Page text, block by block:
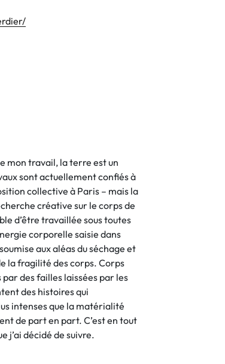
mon travail, la terre est un
sont actuellement confiés à
collective à Paris – mais la
créative sur le corps de
d’être travaillée sous toutes
corporelle saisie dans
aux aléas du séchage et
la fragilité des corps. Corps
des failles laissées par les
des histoires qui
intenses que la matérialité
de part en part. C’est en tout
j’ai décidé de suivre.